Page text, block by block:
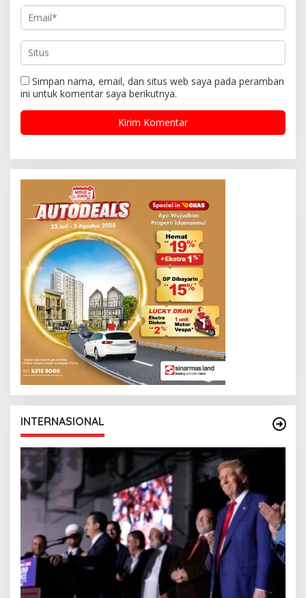
Simpan nama, email, dan situs web saya pada peramban
ini untuk komentar saya berikutnya.
INTERNASIONAL